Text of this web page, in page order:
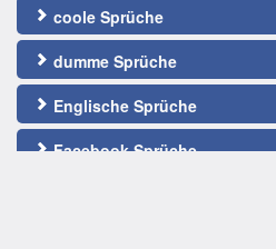
coole Sprüche
dumme Sprüche
Englische Sprüche
Facebook Sprüche